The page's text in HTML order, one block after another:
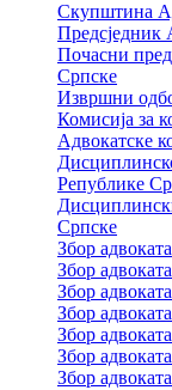
Скупштина
Предсједник
Почасни
Српске
Извршни
Комисија за
Адвокатске
Републике
Српске
Збор адвоката
Збор
Збор
Збор
Збор
Збор
Збор